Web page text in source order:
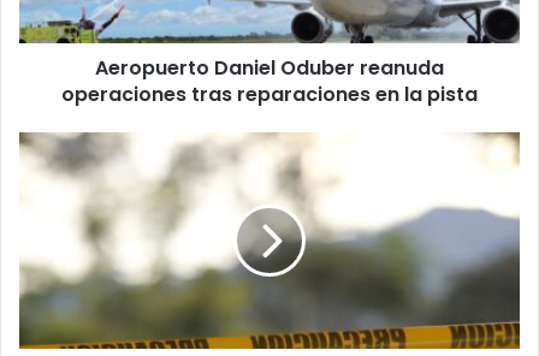
en
la
Aeropuerto Daniel Oduber reanuda
operaciones tras reparaciones en la pista
Oficial
fallece
durante
persecución
policial